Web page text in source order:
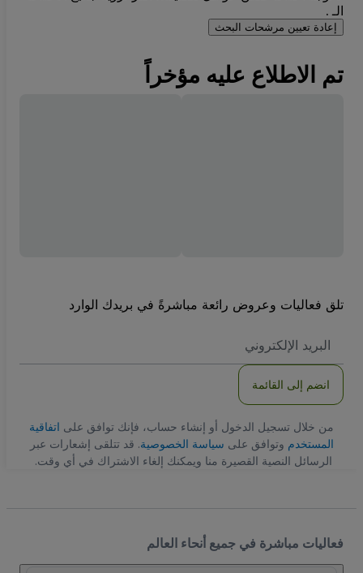
الـ .
إعادة تعيين مرشحات البحث
تم الاطلاع عليه مؤخراً
تلق فعاليات وعروض رائعة مباشرةً في بريدك الوارد
الاكتروني
انضم إلى القائمة
من خلال تسجيل الدخول أو إنشاء حساب، فإنك توافق على اتفاقية
المستخدم وتوافق على سياسة الخصوصية. قد تتلقى إشعارات عبر
الرسائل النصية القصيرة منا ويمكنك إلغاء الاشتراك في أي وقت.
فعاليات مباشرة في جميع أنحاء العالم